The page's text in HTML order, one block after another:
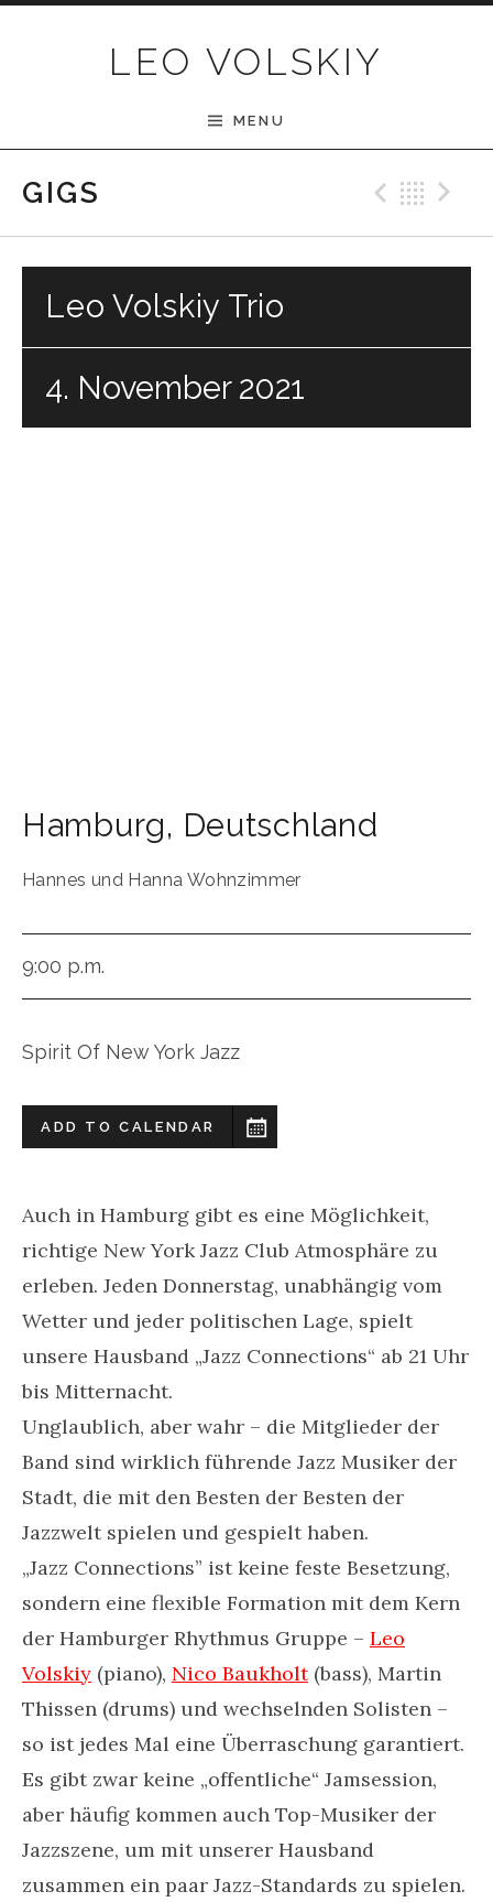
LEO VOLSKIY
MENU
GIGS
Leo Volskiy Trio
4. November 2021
Hamburg, Deutschland
Hannes und Hanna Wohnzimmer
9:00 p.m.
Spirit Of New York Jazz
ADD TO CALENDAR
Auch in Hamburg gibt es eine Möglichkeit,
richtige New York Jazz Club Atmosphäre zu
erleben. Jeden Donnerstag, unabhängig vom
Wetter und jeder politischen Lage, spielt
unsere Hausband „Jazz Connections“ ab 21 Uhr
bis Mitternacht.
Unglaublich, aber wahr – die Mitglieder der
Band sind wirklich führende Jazz Musiker der
Stadt, die mit den Besten der Besten der
Jazzwelt spielen und gespielt haben.
„Jazz Connections” ist keine feste Besetzung,
sondern eine flexible Formation mit dem Kern
der Hamburger Rhythmus Gruppe – Leo
Volskiy (piano), Nico Baukholt(bass), Martin
Thissen (drums) und wechselnden Solisten –
so ist jedes Mal eine Überraschung garantiert.
Es gibt zwar keine „offentliche“ Jamsession,
aber häufig kommen auch Top-Musiker der
Jazzszene, um mit unserer Hausband
zusammen ein paar Jazz-Standards zu spielen.